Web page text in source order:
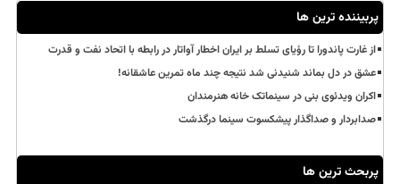
پربیننده ترین ها
از غارت پاندورا تا رؤیای تسلط بر ایران اخطار آواتار در رابطه با اتحاد نفت و قدرت
عشق در دل بماند شنیدنی شد نتیجه چند ماه تمرین عاشقانه!
اکران ویدئوی بنی در سینماتک خانه هنرمندان
صدابردار و صداگذار پیشکسوت سینما درگذشت
پربحث ترین ها